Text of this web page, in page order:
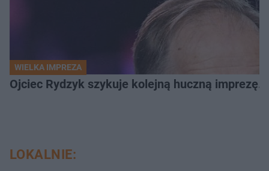
WIELKA IMPREZA
Ojciec Rydzyk szykuje kolejną huczną imprezę.
LOKALNIE: